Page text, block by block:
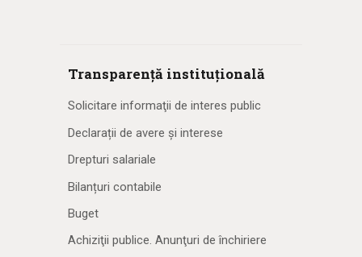
Transparență instituțională
Solicitare informaţii de interes public
Declarații de avere și interese
Drepturi salariale
Bilanțuri contabile
Buget
Achiziţii publice. Anunţuri de închiriere